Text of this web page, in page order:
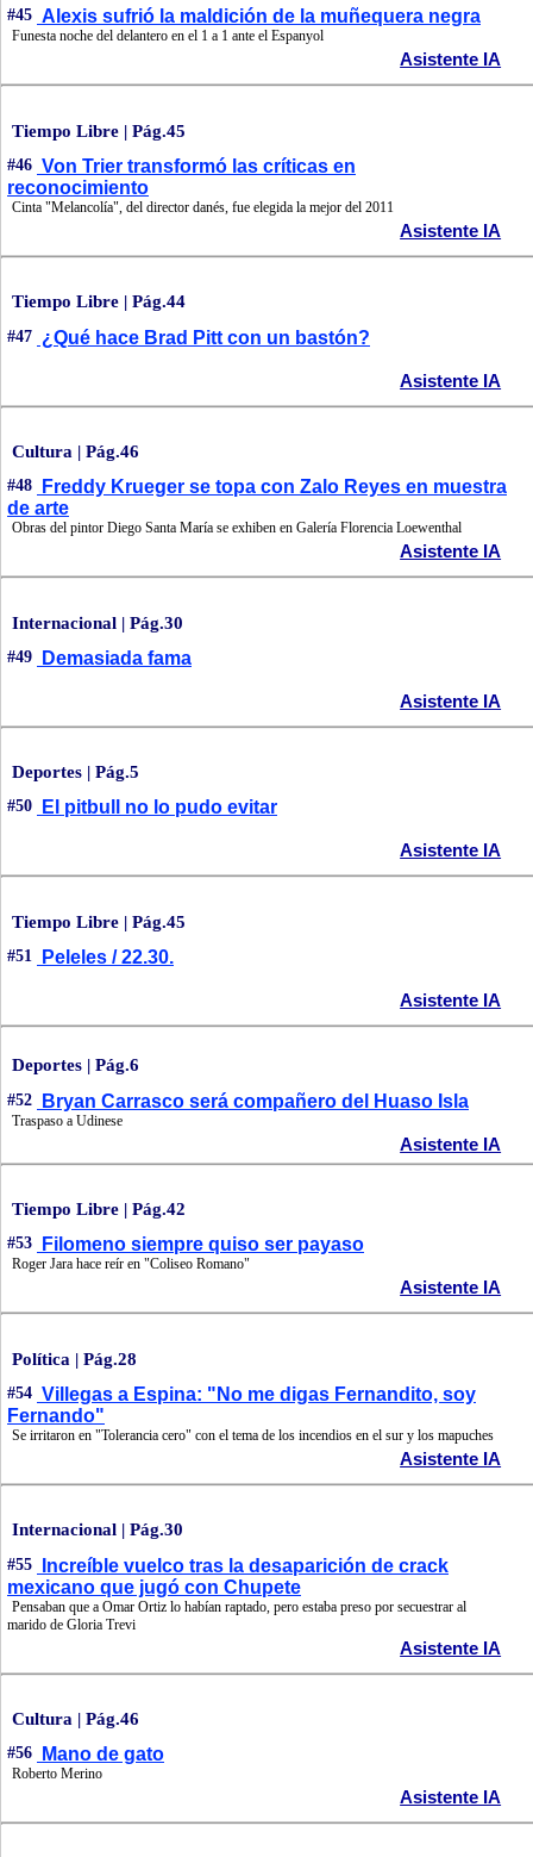
#45 Alexis sufrió la maldición de la muñequera negra
Funesta noche del delantero en el 1 a 1 ante el Espanyol
Asistente IA
Tiempo Libre | Pág.45
#46 Von Trier transformó las críticas en
reconocimiento
Cinta "Melancolía", del director danés, fue elegida la mejor del 2011
Asistente IA
Tiempo Libre | Pág.44
#47 ¿Qué hace Brad Pitt con un bastón?
Asistente IA
Cultura | Pág.46
#48
Freddy Krueger se topa con Zalo Reyes en muestra
de arte
Obras del pintor Diego Santa María se exhiben en Galería Florencia Loewenthal
Asistente IA
Internacional | Pág.30
#49 Demasiada fama
Asistente IA
Deportes | Pág.5
#50 El pitbull no lo pudo evitar
Asistente IA
Tiempo Libre | Pág.45
#51 Peleles / 22.30.
Asistente IA
Deportes | Pág.6
#52 Bryan Carrasco será compañero del Huaso Isla
Traspaso a Udinese
Asistente IA
Tiempo Libre | Pág.42
#53 Filomeno siempre quiso ser payaso
Roger Jara hace reír en "Coliseo Romano"
Asistente IA
Política | Pág.28
#54 Villegas a Espina: "No me digas Fernandito, soy
Fernando"
Se irritaron en "Tolerancia cero" con el tema de los incendios en el sur y los mapuches
Asistente IA
Internacional | Pág.30
#55
Increíble vuelco tras la desaparición de crack
mexicano que jugó con Chupete
Pensaban que a Omar Ortiz lo habían raptado, pero estaba preso por secuestrar al
marido de Gloria Trevi
Asistente IA
Cultura | Pág.46
#56 Mano de gato
Roberto Merino
Asistente IA